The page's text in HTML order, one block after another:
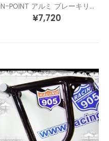
ON-POINT アルミ ブレーキリザーバー タンク
¥7,720